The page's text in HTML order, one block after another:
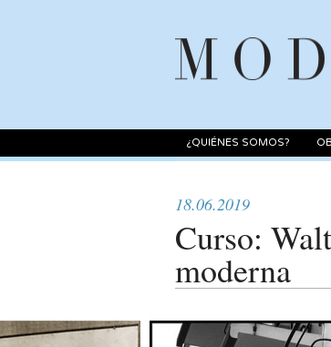
¿QUIÉNES SOMOS?
18.06.2019
Curso:
moderna